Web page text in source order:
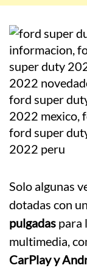
Solo algunas
dotadas con
pulgadas para
multimedia,
CarPlay y